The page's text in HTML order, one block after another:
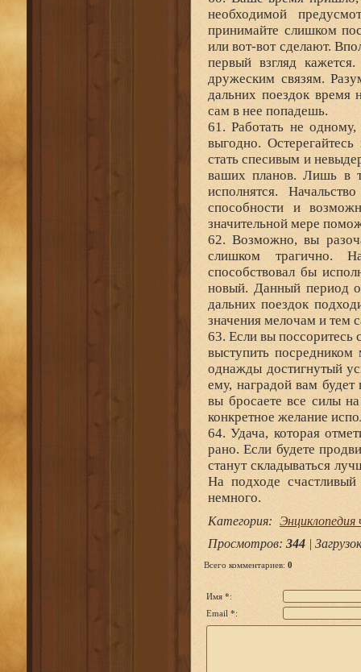
необходимой
принимайте слишком
или вот-вот сделают.
первый взгляд
дружеским связям.
дальних поездок время
сам в нее попадешь.
61. Работать не
выгодно.
стать спесивым и
ваших планов. Лишь в
исполнятся.
способности и
значительной мере
62. Возможно, вы
слишком трагично.
способствовал бы
новый. Данный период
дальних поездок
значения мелочам и тем
63. Если вы поссоритесь
выступить
однажды достигнутый
ему, наградой вам
вы бросаете все силы
конкретное желание
64. Удача, которая
рано. Если будете
станут складываться
На подходе
немного.
Категория: Энциклопедия
Просмотров: 344 | Загрузок
Всего комментариев: 0
Имя *:
Email *: